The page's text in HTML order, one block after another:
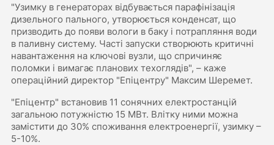
"Узимку в генераторах відбувається парафінізація
дизельного пального, утворюється конденсат, що
призводить до появи вологи в баку і потрапляння води
в паливну систему. Часті запуски створюють критичні
навантаження на ключові вузли, що спричиняє
поломки і вимагає планових техоглядів", – каже
операційний директор "Епіцентру" Максим Шеремет.
"Епіцентр" встановив 11 сонячних електростанцій
загальною потужністю 15 МВт. Влітку ними можна
замістити до 30% споживання електроенергії, узимку –
5-10%.